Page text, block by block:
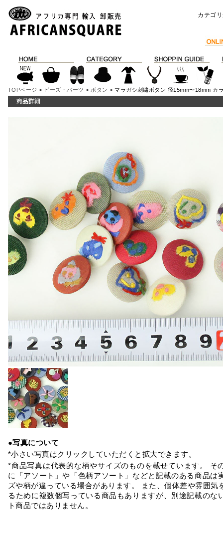
カテゴ
TOPページ > ビーズ・パーツ > ボタン > マラガシ刺繍ボタン 径15mm〜18mm カ
●写真について
*小さい写真はクリックしていただくと拡大できます。
*商品写真は代表的な柄やサイズのものを載せています。 そ
に「アソート」や「色柄アソート」などと記載のある商品は
ズや柄が違っている場合があります。 また、個体差や雰囲気
るために複数個写っている商品もありますが、別途記載のな
ト商品ではありません。